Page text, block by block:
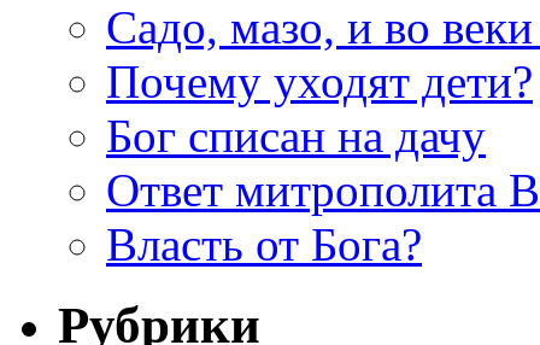
Садо, мазо, и во веки
Почему уходят дети?
Бог списан на дачу
Ответ митрополита
Власть от Бога?
Рубрики